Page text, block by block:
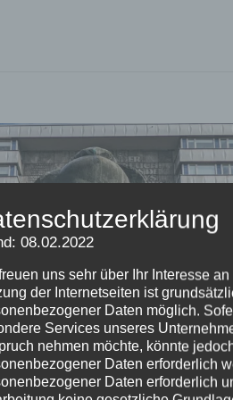
08.02.2022
uns sehr über Ihr Interesse
der Internetseiten ist
Daten möglich.
Services unseres
nehmen möchte, könnte
Daten erforderlich
Daten erforderlich